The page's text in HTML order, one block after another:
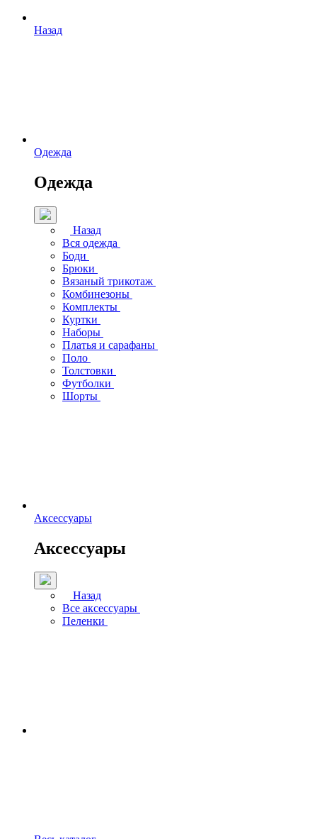
Назад
Одежда
Одежда
Назад
Вся одежда
Боди
Брюки
Вязаный трикотаж
Комбинезоны
Комплекты
Куртки
Наборы
Платья и сарафаны
Поло
Толстовки
Футболки
Шорты
Аксессуары
Аксессуары
Назад
Все аксессуары
Пеленки